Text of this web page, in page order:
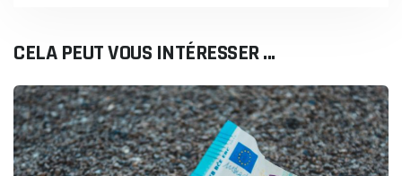
CELA PEUT VOUS INTÉRESSER ...